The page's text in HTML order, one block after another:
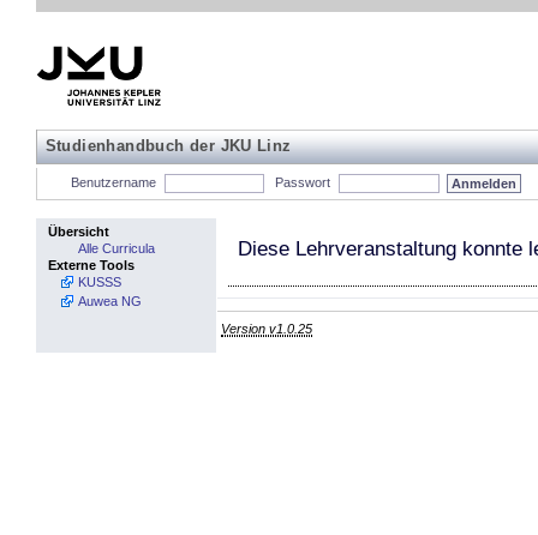
Studienhandbuch der JKU Linz
Benutzername Passwort
Übersicht
Alle Curricula
Externe Tools
KUSSS
Auwea NG
Diese Lehrveranstaltung konnte
Version v1.0.25